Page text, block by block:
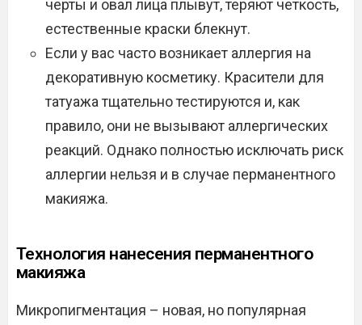
черты и овал лица плывут, теряют четкость,
естественные краски блекнут.
Если у вас часто возникает аллергия на
декоративную косметику. Красители для
татуажа тщательно тестируются и, как
правило, они не вызывают аллергических
реакций. Однако полностью исключать риск
аллергии нельзя и в случае перманентного
макияжа.
Технология нанесения перманентного
макияжа
Микропигментация – новая, но популярная